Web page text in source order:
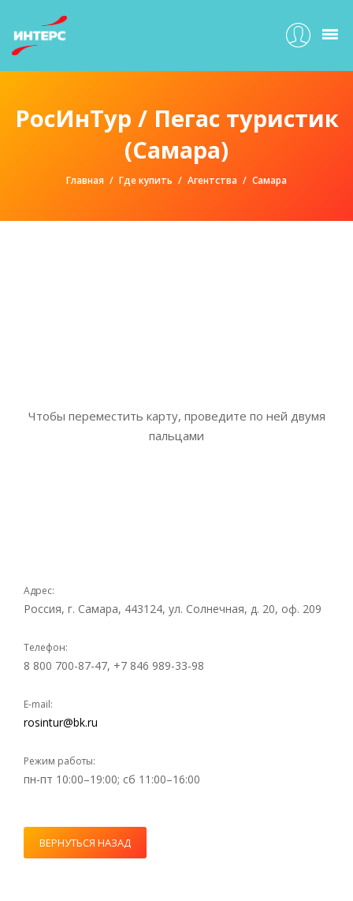
РосИнТур / Пегас туристик
(Самара)
Главная Где купить Агентства Самара
Чтобы переместить карту, проведите по ней двумя
пальцами
Адрес:
Россия, г. Самара, 443124, ул. Солнечная, д. 20, оф. 209
Телефон:
8 800 700-87-47, +7 846 989-33-98
E-mail:
rosintur@bk.ru
Режим работы:
пн-пт 10:00–19:00; сб 11:00–16:00
ВЕРНУТЬСЯ НАЗАД